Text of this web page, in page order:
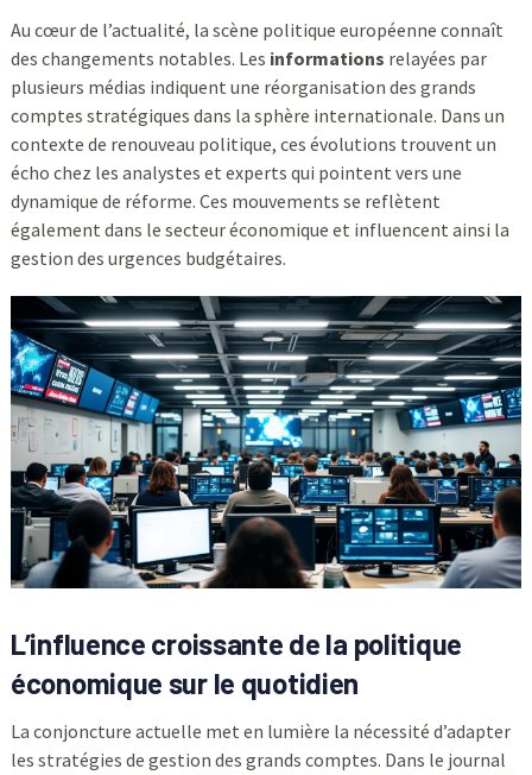
Au cœur de l’actualité, la scène politique européenne connaît
des changements notables. Les informations relayées par
plusieurs médias indiquent une réorganisation des grands
comptes stratégiques dans la sphère internationale. Dans un
contexte de renouveau politique, ces évolutions trouvent un
écho chez les analystes et experts qui pointent vers une
dynamique de réforme. Ces mouvements se reflètent
également dans le secteur économique et influencent ainsi la
gestion des urgences budgétaires.
L’influence croissante de la politique
économique sur le quotidien
La conjoncture actuelle met en lumière la nécessité d’adapter
les stratégies de gestion des grands comptes. Dans le journal